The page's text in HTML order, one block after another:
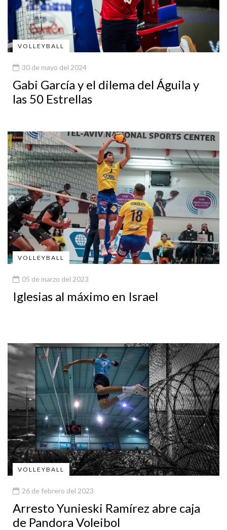
VOLLEYBALL
30 de mayo del 2024
Gabi García y el dilema del Águila y
las 50 Estrellas
VOLLEYBALL
05 de marzo del 2023
Iglesias al máximo en Israel
VOLLEYBALL
26 de febrero del 2023
Arresto Yunieski Ramírez abre caja
de Pandora Voleibol